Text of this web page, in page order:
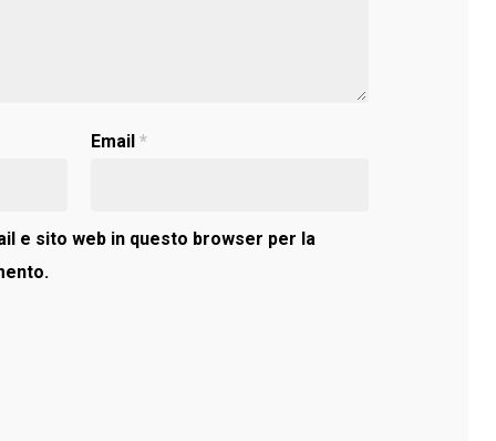
Email *
e sito web in questo browser per la